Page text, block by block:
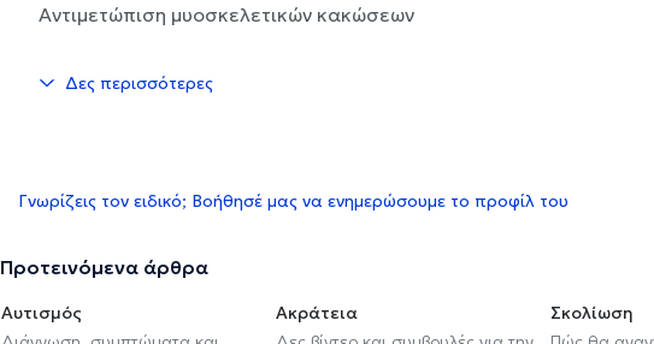
Αντιμετώπιση μυοσκελετικών κακώσεων
Δες περισσότερες
Γνωρίζεις τον ειδικό; Βοήθησέ μας να ενημερώσουμε το προφίλ του
Προτεινόμενα άρθρα
Αυτισμός
Ακράτεια
Σκολίωση